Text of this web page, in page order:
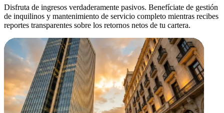
Disfruta de ingresos verdaderamente pasivos. Benefíciate de gestión
de inquilinos y mantenimiento de servicio completo mientras recibes
reportes transparentes sobre los retornos netos de tu cartera.